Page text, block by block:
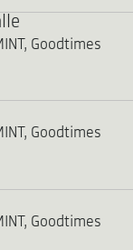
Goodtimes
Goodtimes
Goodtimes